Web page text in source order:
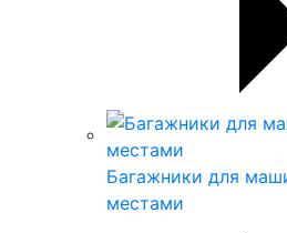
Багажники для
местами